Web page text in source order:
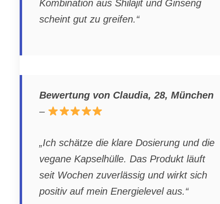
Kombination aus Shilajit und Ginseng
scheint gut zu greifen.“
Bewertung von Claudia, 28, München
–
„Ich schätze die klare Dosierung und die
vegane Kapselhülle. Das Produkt läuft
seit Wochen zuverlässig und wirkt sich
positiv auf mein Energielevel aus.“